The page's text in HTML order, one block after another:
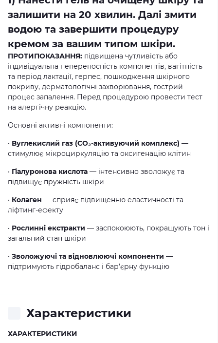
залишити на 20 хвилин. Далі змити
водою та завершити процедуру
кремом за вашим типом шкіри.
ПРОТИПОКАЗАННЯ: підвищена чутливість або
індивідуальна непереносність компонентів, вагітність
та період лактації, герпес, пошкодження шкірного
покриву, дерматологічні захворювання, гострий
процес запалення. Перед процедурою провести тест
на алергічну реакцію.
Основні активні компоненти:
• Вуглекислий газ (CO₂-активуючий комплекс) —
стимулює мікроциркуляцію та оксигенацію клітин
• Гіалуронова кислота — інтенсивно зволожує та
підвищує пружність шкіри
• Колаген — сприяє підвищенню еластичності та
ліфтинг-ефекту
• Рослинні екстракти — заспокоюють, покращують тон і
загальний стан шкіри
• Зволожуючі та відновлюючі компоненти —
підтримують гідробаланс і бар’єрну функцію
Характеристики
ХАРАКТЕРИСТИКИ